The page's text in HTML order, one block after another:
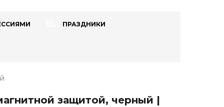
ПРАЗДНИКИ
защитой, черный |